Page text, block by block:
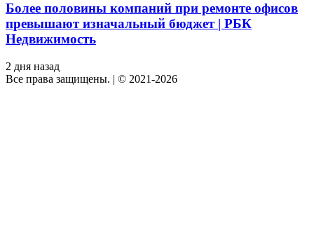
Более половины компаний при ремонте офисов
превышают изначальный бюджет | РБК
Недвижимость
2 дня назад
Все права защищены. | © 2021-2026